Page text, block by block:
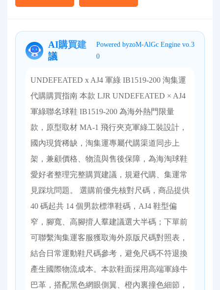
AI購買建
議
Powered byzoM-AlGc Engine vo.3
0
UNDEFEATED x AJ4 軍綠 IB1519-200 淘集運
代購購買指南 本款 LJR UNDEFEATED × AJ4
軍綠聯名球鞋 IB1519-200 為海外熱門限量
款，原型取材 MA-1 飛行夾克軍綠工裝設計，
國內現貨稀缺，淘集運專屬代購渠道同步上
架，兼顧價格、物流與售後保障，為海淘球鞋
愛好者整理完整購買建議，規避代購、集運常
見踩坑問題。 選購前優先核對尺碼，商品提供
40 碼起共 14 個男款標準鞋碼，AJ4 鞋型偏
窄，腳寬、高腳揹人羣建議選大半碼；下單前
可聯繫淘集運客服獲取海外原版尺碼對照表，
結合日常運動鞋尺碼參考，避免尺碼不符退換
產生國際物流成本。本款鞋面採用高端軍綠牛
巴革，搭配黑色網眼側翼、橙內裏撞色細節，